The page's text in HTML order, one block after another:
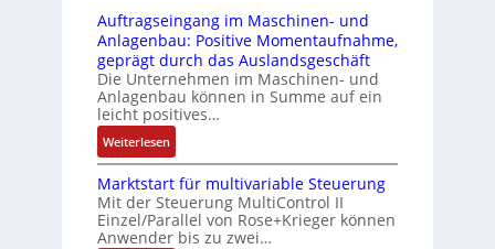
s
i
c
h
f
l
e
x
i
b
e
l
i
n
e
n
4
G
u
n
d
5
G
Z
e
r
t
i
i
e
r
u
c
k
a
u
s
g
l
e
i
c
Auftragseingang im Maschinen- und
Anlagenbau: Positive Momentaufnahme,
geprägt durch das Auslandsgeschäft
Die Unternehmen im Maschinen- und
Anlagenbau können in Summe auf ein
leicht positives…
Weiterlesen:
A
u
f
t
r
Marktstart für multivariable Steuerung
Mit der Steuerung MultiControl II
Einzel/Parallel von Rose+Krieger können
Anwender bis zu zwei…